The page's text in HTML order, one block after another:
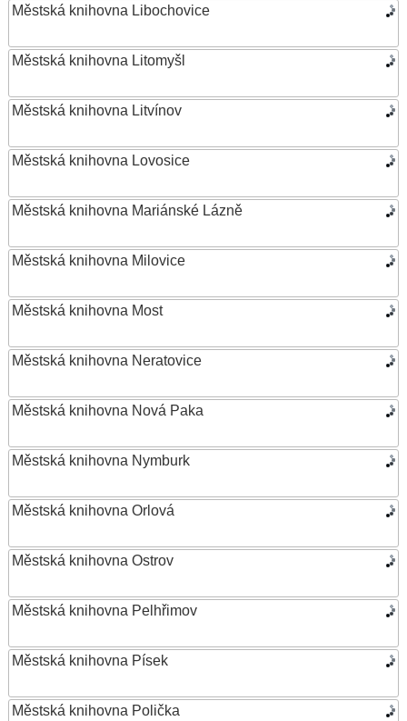
Městská knihovna Libochovice
Městská knihovna Litomyšl
Městská knihovna Litvínov
Městská knihovna Lovosice
Městská knihovna Mariánské Lázně
Městská knihovna Milovice
Městská knihovna Most
Městská knihovna Neratovice
Městská knihovna Nová Paka
Městská knihovna Nymburk
Městská knihovna Orlová
Městská knihovna Ostrov
Městská knihovna Pelhřimov
Městská knihovna Písek
Městská knihovna Polička